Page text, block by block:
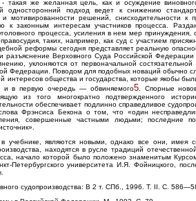
- такая же желанная цель, как и осуждение
односторонний подход ведет к снижению
и мотивированности решений, снисходительности к
к законным интересам участников процесса.
процесса, усиления в нем мер
таких, например, как суд с участием
реформы сегодня представляет реальную
разъяснение Верховного Суда Российской Федерации
уклоняются от первоначальной
Федерации. Поводом для подобных новаций обычно
интересов общества и государства, которые якобы
и в первую очередь — обвиняемого5. Спорные
из того многократно подтвержденного
обеспечивает подлинно справедливое
Фрэнсиса Бекона о том, что «один
совершенные частными людьми; последние
учебнике, являются новыми, однако все они, имея
находятся в русле традиций
начало которой было положено знаменитым Курсом
Петербургского университета И.Я. Фойницкого,
судопроизводства: В 2 т. СПб., 1996. Т. II. C.